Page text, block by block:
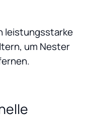
leistungsstarke
um Nester